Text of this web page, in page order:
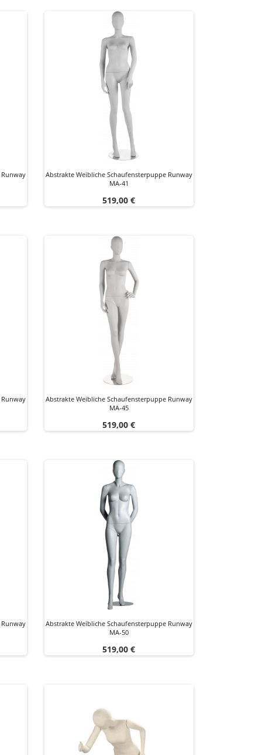
Abstrakte Weibliche Schaufensterpuppe Runway
MA-41
Preis
519,00 €
Abstrakte Weibliche Schaufensterpuppe Runway
MA-45
Preis
519,00 €
Abstrakte Weibliche Schaufensterpuppe Runway
MA-50
Preis
519,00 €